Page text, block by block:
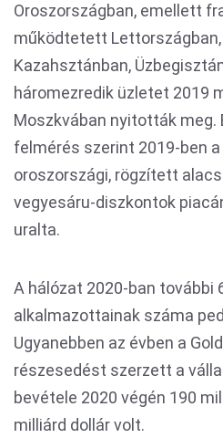
Oroszországban, emellett
működtetett
Kazahsztánban,
háromezredik üzletet 2019
Moszkvában nyitották meg.
felmérés szerint 2019-ben a
oroszországi, rögzített
vegyesáru-diszkontok
uralta.
A hálózat 2020-ban további
alkalmazottainak száma
Ugyanebben az évben a
részesedést szerzett a
bevétele 2020 végén 190
milliárd dollár volt.